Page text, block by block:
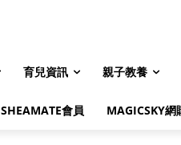
育兒資訊 親子教養
SHEAMATE會員 MAGICSKY網